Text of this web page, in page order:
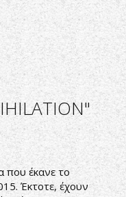
που έκανε το
Έκτοτε, έχουν